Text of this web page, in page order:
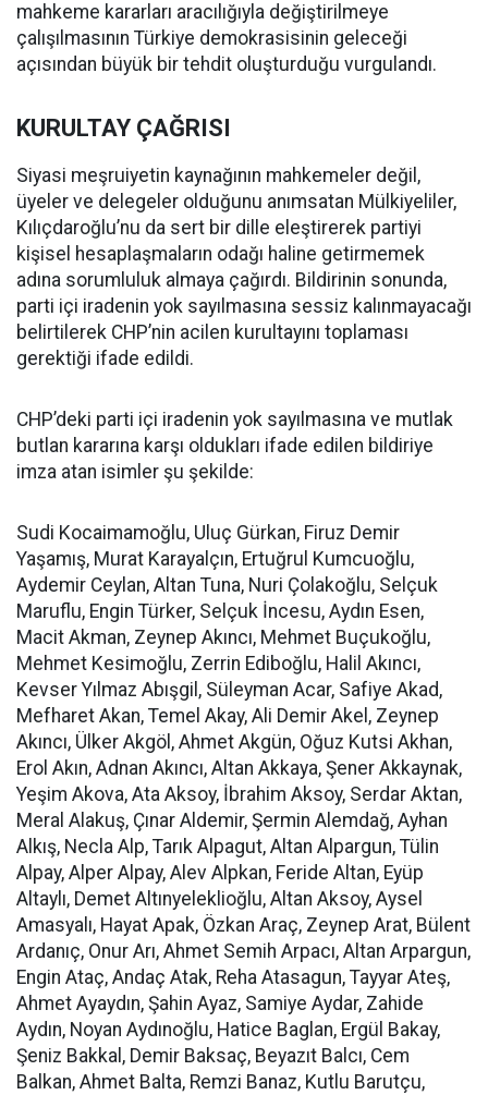
mahkeme kararları aracılığıyla değiştirilmeye
çalışılmasının Türkiye demokrasisinin geleceği
açısından büyük bir tehdit oluşturduğu vurgulandı.
KURULTAY ÇAĞRISI
Siyasi meşruiyetin kaynağının mahkemeler değil,
üyeler ve delegeler olduğunu anımsatan Mülkiyeliler,
Kılıçdaroğlu’nu da sert bir dille eleştirerek partiyi
kişisel hesaplaşmaların odağı haline getirmemek
adına sorumluluk almaya çağırdı. Bildirinin sonunda,
parti içi iradenin yok sayılmasına sessiz kalınmayacağı
belirtilerek CHP’nin acilen kurultayını toplaması
gerektiği ifade edildi.
CHP’deki parti içi iradenin yok sayılmasına ve mutlak
butlan kararına karşı oldukları ifade edilen bildiriye
imza atan isimler şu şekilde:
Sudi Kocaimamoğlu, Uluç Gürkan, Firuz Demir
Yaşamış, Murat Karayalçın, Ertuğrul Kumcuoğlu,
Aydemir Ceylan, Altan Tuna, Nuri Çolakoğlu, Selçuk
Maruflu, Engin Türker, Selçuk İncesu, Aydın Esen,
Macit Akman, Zeynep Akıncı, Mehmet Buçukoğlu,
Mehmet Kesimoğlu, Zerrin Ediboğlu, Halil Akıncı,
Kevser Yılmaz Abışgil, Süleyman Acar, Safiye Akad,
Mefharet Akan, Temel Akay, Ali Demir Akel, Zeynep
Akıncı, Ülker Akgöl, Ahmet Akgün, Oğuz Kutsi Akhan,
Erol Akın, Adnan Akıncı, Altan Akkaya, Şener Akkaynak,
Yeşim Akova, Ata Aksoy, İbrahim Aksoy, Serdar Aktan,
Meral Alakuş, Çınar Aldemir, Şermin Alemdağ, Ayhan
Alkış, Necla Alp, Tarık Alpagut, Altan Alpargun, Tülin
Alpay, Alper Alpay, Alev Alpkan, Feride Altan, Eyüp
Altaylı, Demet Altınyeleklioğlu, Altan Aksoy, Aysel
Amasyalı, Hayat Apak, Özkan Araç, Zeynep Arat, Bülent
Ardanıç, Onur Arı, Ahmet Semih Arpacı, Altan Arpargun,
Engin Ataç, Andaç Atak, Reha Atasagun, Tayyar Ateş,
Ahmet Ayaydın, Şahin Ayaz, Samiye Aydar, Zahide
Aydın, Noyan Aydınoğlu, Hatice Baglan, Ergül Bakay,
Şeniz Bakkal, Demir Baksaç, Beyazıt Balcı, Cem
Balkan, Ahmet Balta, Remzi Banaz, Kutlu Barutçu,